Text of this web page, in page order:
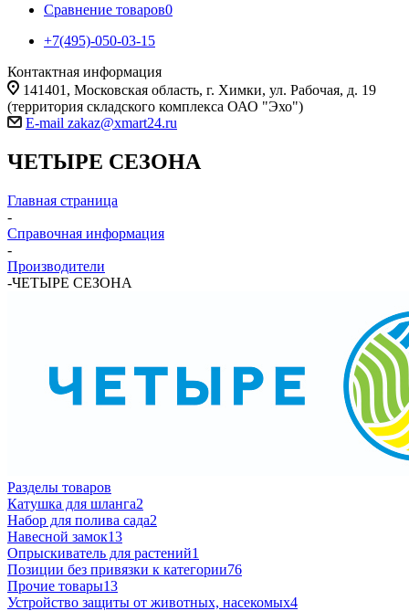
Сравнение товаров0
+7(495)-050-03-15
Контактная информация
141401, Московская область, г. Химки, ул. Рабочая, д. 19
(территория складского комплекса ОАО "Эхо")
E-mail zakaz@xmart24.ru
ЧЕТЫРЕ СЕЗОНА
Главная страница
-
Справочная информация
-
Производители
-ЧЕТЫРЕ СЕЗОНА
Разделы товаров
Катушка для шланга2
Набор для полива сада2
Навесной замок13
Опрыскиватель для растений1
Позиции без привязки к категории76
Прочие товары13
Устройство защиты от животных, насекомых4